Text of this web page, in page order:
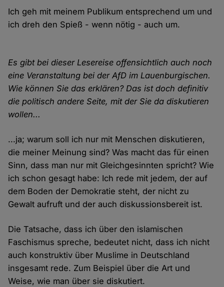
Ich geh mit meinem Publikum entsprechend um und
ich dreh den Spieß - wenn nötig - auch um.
Es gibt bei dieser Lesereise offensichtlich auch noch
eine Veranstaltung bei der AfD im Lauenburgischen.
Wie können Sie das erklären? Das ist doch definitiv
die politisch andere Seite, mit der Sie da diskutieren
wollen...
...ja; warum soll ich nur mit Menschen diskutieren,
die meiner Meinung sind? Was macht das für einen
Sinn, dass man nur mit Gleichgesinnten spricht? Wie
ich schon gesagt habe: Ich rede mit jedem, der auf
dem Boden der Demokratie steht, der nicht zu
Gewalt aufruft und der auch diskussionsbereit ist.
Die Tatsache, dass ich über den islamischen
Faschismus spreche, bedeutet nicht, dass ich nicht
auch konstruktiv über Muslime in Deutschland
insgesamt rede. Zum Beispiel über die Art und
Weise, wie man über sie diskutiert.